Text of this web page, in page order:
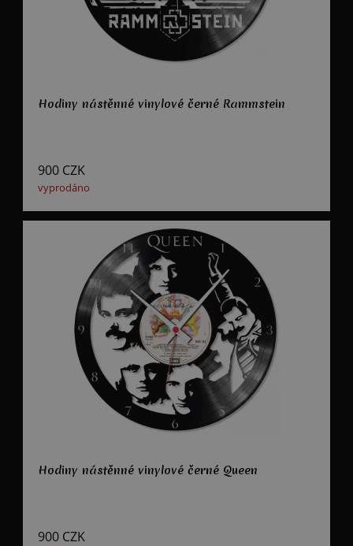
Hodiny nástěnné vinylové černé Rammstein
vyprodáno
900 CZK
Hodiny nástěnné vinylové černé Queen
900 CZK